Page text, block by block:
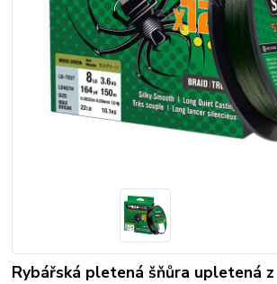
Rybářská pletená šňůra upletená